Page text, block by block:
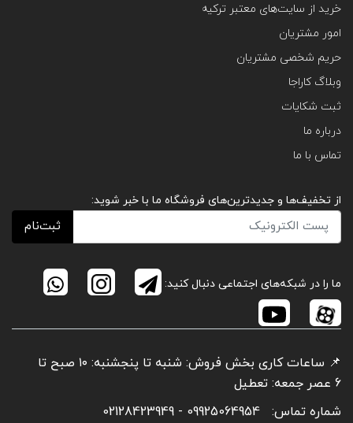
خرید از سایت‌های معتبر ترکیه
امور مشتریان
حریم شخصی مشتریان
وبلاگ کاراجا
ثبت شکایات
درباره ما
تماس با ما
از تخفیف‌ها و جدیدترین‌های فروشگاه ما با خبر شوید:
ثبت‌نام
ما را در شبکه‌های اجتماعی دنبال کنید:
📌 ساعات کاری بخش فروش: شنبه تا پنجشنبه: ۱۰ صبح تا
6 عصر جمعه: تعطیل
شماره تماس:
09925064954 - 02128423949